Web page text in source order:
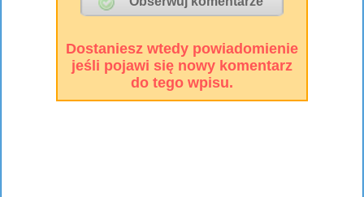
Dostaniesz wtedy powiadomienie
jeśli pojawi się nowy komentarz
do tego wpisu.